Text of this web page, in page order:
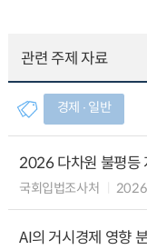
관련 주제 자료
경제 ∙ 일반
2026 다차원 불평등
국회입법조사처
AI의 거시경제 영향